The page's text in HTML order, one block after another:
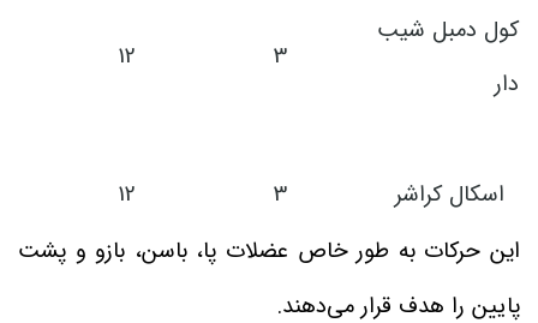
کول دمبل شیب
دار
اسکال کراشر
این حرکات به طور خاص عضلات پا، باسن، بازو و پشت
پایین را هدف قرار می‌دهند.